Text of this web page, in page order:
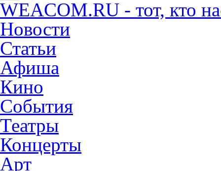
WEACOM.RU - тот, кто
Новости
Статьи
Афиша
Кино
События
Театры
Концерты
Арт